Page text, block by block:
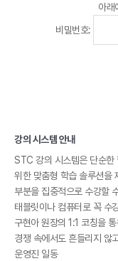
아래
비밀번호:
강의 시스템 안내
STC 강의 시스템은 단순한
위한 맞춤형 학습 솔루션을
부분을 집중적으로 수강할
태블릿이나 컴퓨터로 꼭 수
구현아 원장의 1:1 코칭을
경쟁 속에서도 흔들리지 않
운영진 일동